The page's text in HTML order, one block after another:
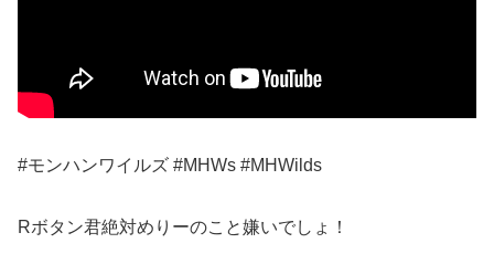
#モンハンワイルズ #MHWs #MHWilds
Rボタン君絶対めりーのこと嫌いでしょ！